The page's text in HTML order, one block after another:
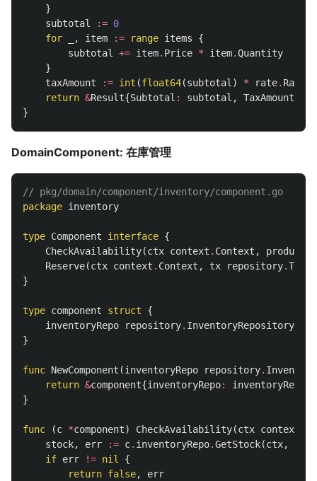
}
subtotal
:= 0
for
, item := range items
{
subtotal
+= item. Price * item.Quantity
}
taxAmount
:= int (float64(subtotal ) * rate. Rate
return &Result{Subtotal : subtotal , TaxAmount
}
DomainComponent: 在庫管理
// pkg/domain/component/inventory/component.go
package inventory
type Component interface {
CheckAvailability(ctx context . Context ,
productID
Reserve(ctx context . Context , tx repository.Tx
}
type component struct
{
inventoryRepo
repository. InventoryRepository
}
func NewComponent (inventoryRepo repository.
return &component{inventoryRepo: inventoryRepo
}
func (c *component) CheckAvailability(ctx context
stock, err := c. inventoryRepo.GetStock(ctx,
if err != nil
{
return false,
err